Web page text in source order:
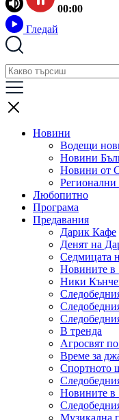
00:00
Гледай
Новини
Водещи
Новини
Новини от
Любопитно
Програма
Предавания
Дарик Кафе
Денят на
Седмицата
Новините в
Ники
В тренда
Агросвят
Време за
Спортното
Новините в
Музикална